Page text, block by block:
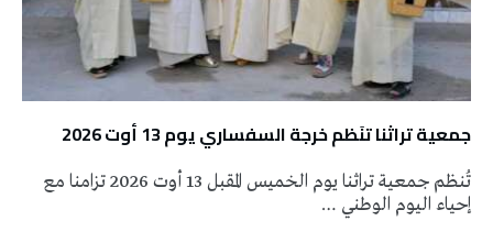
جمعية تراثنا تنَظم خرجة السفساري يوم 13 أوت 2026
تُنظم جمعية تراثنا يوم الخميس المقبل 13 أوت 2026 تزامنا مع
إحياء اليوم الوطني …